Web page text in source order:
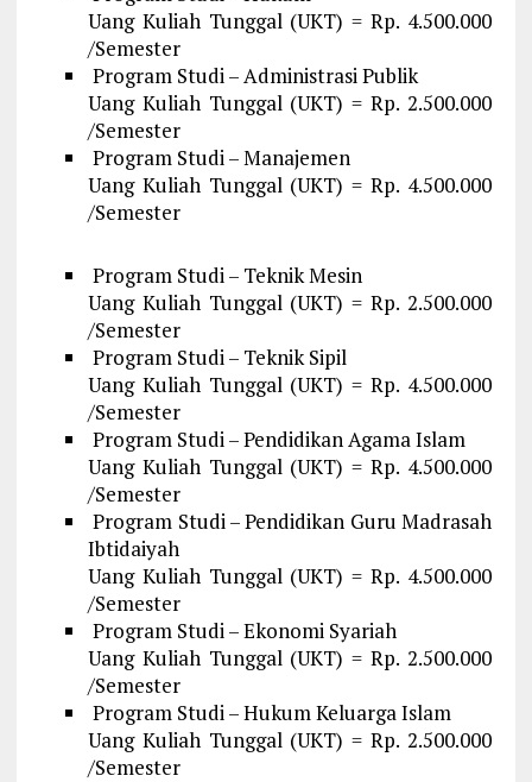
Uang Kuliah Tunggal (UKT) = Rp. 4.500.000
/Semester
Program Studi – Administrasi Publik
Uang Kuliah Tunggal (UKT) = Rp. 2.500.000
/Semester
Program Studi – Manajemen
Uang Kuliah Tunggal (UKT) = Rp. 4.500.000
/Semester
Program Studi – Teknik Mesin
Uang Kuliah Tunggal (UKT) = Rp. 2.500.000
/Semester
Program Studi – Teknik Sipil
Uang Kuliah Tunggal (UKT) = Rp. 4.500.000
/Semester
Program Studi – Pendidikan Agama Islam
Uang Kuliah Tunggal (UKT) = Rp. 4.500.000
/Semester
Program Studi – Pendidikan Guru Madrasah
Ibtidaiyah
Uang Kuliah Tunggal (UKT) = Rp. 4.500.000
/Semester
Program Studi – Ekonomi Syariah
Uang Kuliah Tunggal (UKT) = Rp. 2.500.000
/Semester
Program Studi – Hukum Keluarga Islam
Uang Kuliah Tunggal (UKT) = Rp. 2.500.000
/Semester